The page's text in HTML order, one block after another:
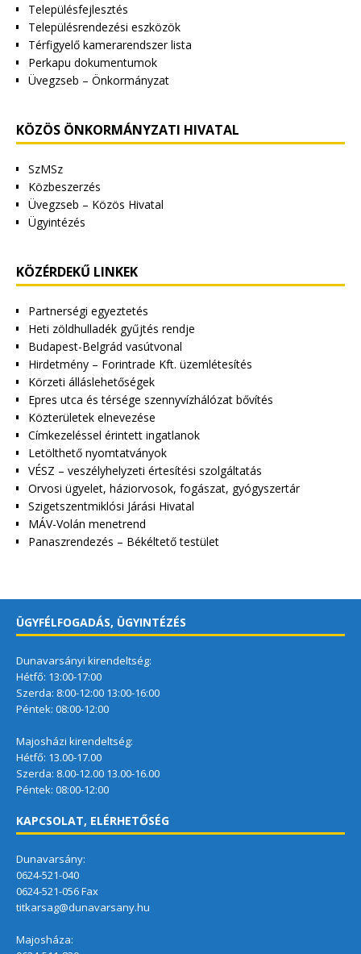
Településfejlesztés
Településrendezési eszközök
Térfigyelő kamerarendszer lista
Perkapu dokumentumok
Üvegzseb – Önkormányzat
KÖZÖS ÖNKORMÁNYZATI HIVATAL
SzMSz
Közbeszerzés
Üvegzseb – Közös Hivatal
Ügyintézés
KÖZÉRDEKŰ LINKEK
Partnerségi egyeztetés
Heti zöldhulladék gyűjtés rendje
Budapest-Belgrád vasútvonal
Hirdetmény – Forintrade Kft. üzemlétesítés
Körzeti álláslehetőségek
Epres utca és térsége szennyvízhálózat bővítés
Közterületek elnevezése
Címkezeléssel érintett ingatlanok
Letölthető nyomtatványok
VÉSZ – veszélyhelyzeti értesítési szolgáltatás
Orvosi ügyelet, háziorvosok, fogászat, gyógyszertár
Szigetszentmiklósi Járási Hivatal
MÁV-Volán menetrend
Panaszrendezés – Békéltető testület
ÜGYFÉLFOGADÁS, ÜGYINTÉZÉS
Dunavarsányi kirendeltség:
Hétfő: 13:00-17:00
Szerda: 8:00-12:00 13:00-16:00
Péntek: 08:00-12:00
Majosházi kirendeltség:
Hétfő: 13.00-17.00
Szerda: 8.00-12.00 13.00-16.00
Péntek: 08:00-12:00
KAPCSOLAT, ELÉRHETŐSÉG
Dunavarsány:
0624-521-040
0624-521-056 Fax
titkarsag@dunavarsany.hu
Majosháza: